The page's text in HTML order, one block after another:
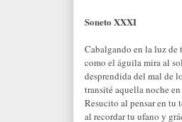
Soneto XXXI
Cabalgando en la luz de
como el águila mira al
desprendida del mal de
transité aquella noche
Resucito al pensar en tu
al recordar tu ufano y